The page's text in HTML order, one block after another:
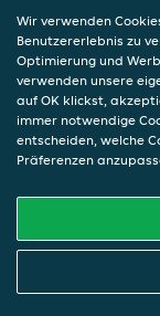
Kleiner
Kleiner
geröstetem
8,50 €
inkl. Pfand (0,00
Wir verwenden
Benutzererlebnis zu
Optimierung und
verwenden unsere
auf OK klickst,
immer notwendige
entscheiden, welche
Präferenzen